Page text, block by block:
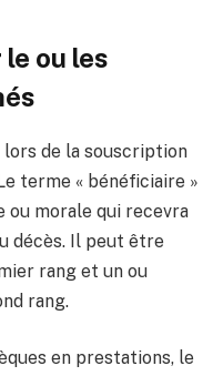
ou les
de la souscription
terme « bénéficiaire »
ou morale qui recevra
décès. Il peut être
rang et un ou
rang.
en prestations, le